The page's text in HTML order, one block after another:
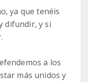
ya que tenéis
difundir, y si
a los
más unidos y